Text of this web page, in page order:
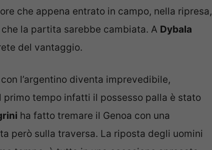
che appena entrato in campo, nella ripresa,
la partita sarebbe cambiata. A Dybala
del vantaggio.
l’argentino diventa imprevedibile,
tempo infatti il possesso palla è stato
ha fatto tremare il Genoa con una
però sulla traversa. La riposta degli uomini